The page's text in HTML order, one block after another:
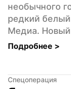
необычного
редкий
Медиа. Новый
Подробнее >
Спецоперация